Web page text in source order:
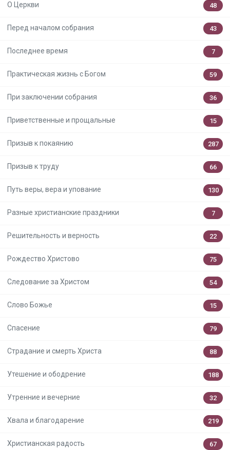
О Церкви 48
Перед началом собрания 43
Последнее время 7
Практическая жизнь с Богом 59
При заключении собрания 36
Приветственные и прощальные 15
Призыв к покаянию 287
Призыв к труду 66
Путь веры, вера и упование 130
Разные христианские праздники 7
Решительность и верность 22
Рождество Христово 75
Следование за Христом 54
Слово Божье 15
Спасение 79
Страдание и смерть Христа 88
Утешение и ободрение 188
Утренние и вечерние 32
Хвала и благодарение 219
Христианская радость 67